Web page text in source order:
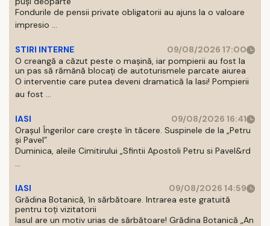
Fondurile de pensii private obligatorii au ajuns la o valoare
impresio ...
STIRI INTERNE
09/08/2026 17:00
O creangă a căzut peste o mașină, iar pompierii au fost la
un pas să rămână blocați de autoturismele parcate aiurea
O interventie care putea deveni dramatică la Iasi! Pompierii
au fost ...
IASI
09/08/2026 16:41
Orașul Îngerilor care crește în tăcere. Suspinele de la „Petru
și Pavel”
Duminica, aleile Cimitirului „Sfintii Apostoli Petru si Pavel&rd
...
IASI
09/08/2026 14:59
Grădina Botanică, în sărbătoare. Intrarea este gratuită
pentru toți vizitatorii
Iasul are un motiv urias de sărbătoare! Grădina Botanică „An